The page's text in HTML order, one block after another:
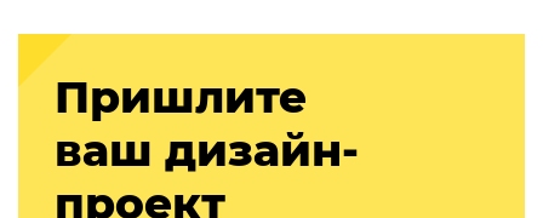
Камень
Изделия из натурального мрамора и камня
Светящийся камень
Подбор, производство и комплектация по вашему
Пришлите
ваш дизайн-
проект